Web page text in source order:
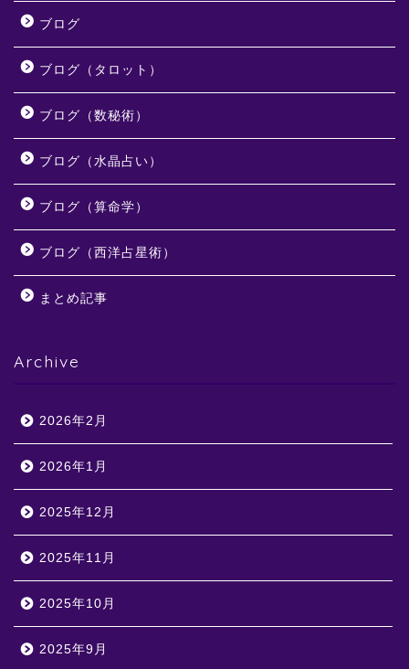
ブログ
ブログ（タロット）
ブログ（数秘術）
ブログ（水晶占い）
ブログ（算命学）
ブログ（西洋占星術）
まとめ記事
Archive
2026年2月
2026年1月
2025年12月
2025年11月
2025年10月
2025年9月